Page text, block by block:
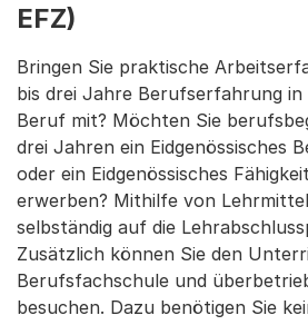
EFZ)
Bringen Sie praktische
bis drei Jahre Berufserfahrung
Beruf mit? Möchten Sie
drei Jahren ein Eidgenössisches
oder ein Eidgenössisches
erwerben? Mithilfe von
selbständig auf die
Zusätzlich können Sie den
Berufsfachschule und
besuchen. Dazu benötigen Sie